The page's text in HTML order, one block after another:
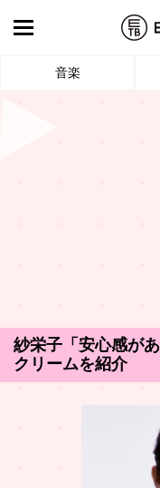
音楽
紗栄子「安心感が
クリームを紹介